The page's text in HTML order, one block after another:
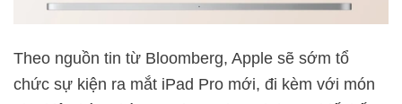
Theo nguồn tin từ Bloomberg, Apple sẽ sớm tổ
chức sự kiện ra mắt iPad Pro mới, đi kèm với món